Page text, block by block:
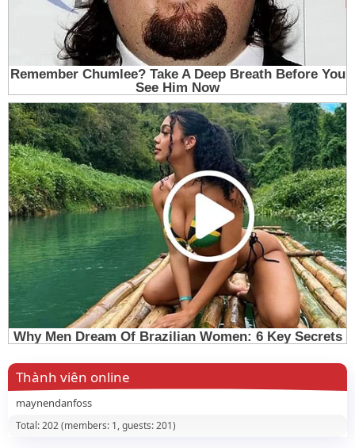
Thành viên online
maynendanfoss
Total: 202 (members: 1, guests: 201)